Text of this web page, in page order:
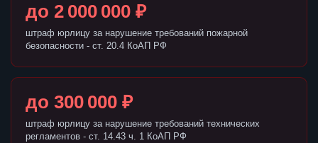
до 2 000 000 ₽
штраф юрлицу за нарушение требований пожарной
безопасности - ст. 20.4 КоАП РФ
до 300 000 ₽
штраф юрлицу за нарушение требований технических
регламентов - ст. 14.43 ч. 1 КоАП РФ